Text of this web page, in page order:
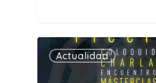
Actualidad 0